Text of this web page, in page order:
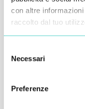
con altre
raccolto dal tuo
delNecessari
Preferenze